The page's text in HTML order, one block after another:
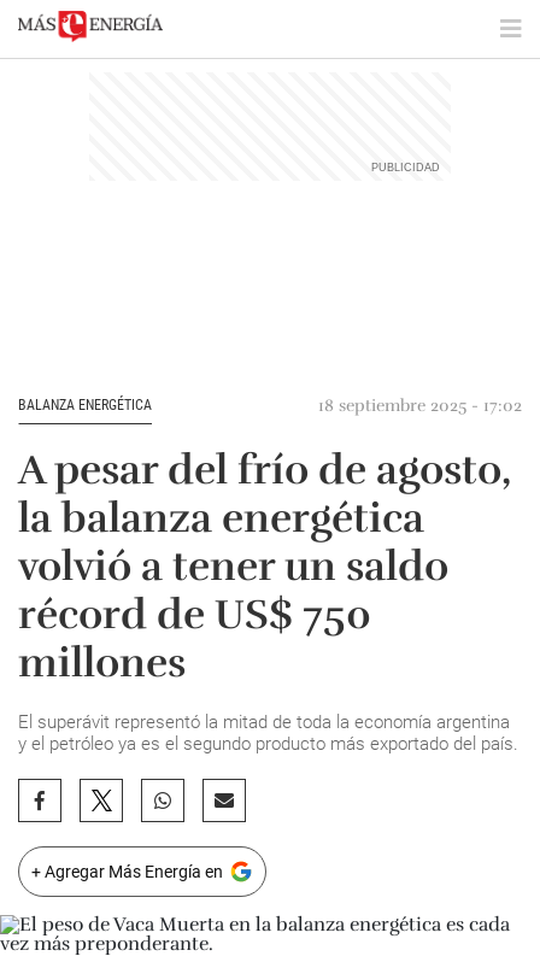
BALANZA ENERGÉTICA 18 septiembre 2025 - 17:02
A pesar del frío de agosto,
la balanza energética
volvió a tener un saldo
récord de US$ 750
millones
El superávit representó la mitad de toda la economía argentina
y el petróleo ya es el segundo producto más exportado del país.
+ Agregar Más Energía en